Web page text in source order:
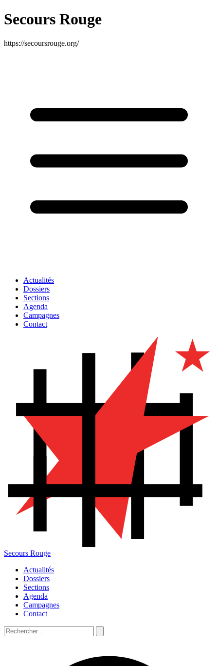
Secours Rouge
https://secoursrouge.org/
Actualités
Dossiers
Sections
Agenda
Campagnes
Contact
Secours Rouge
Actualités
Dossiers
Sections
Agenda
Campagnes
Contact